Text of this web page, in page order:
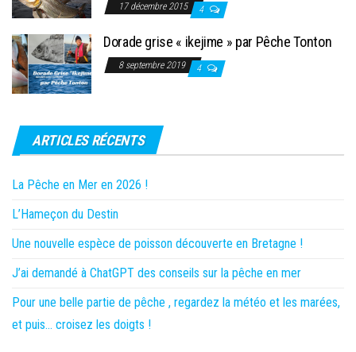
17 décembre 2015 4
Dorade grise « ikejime » par Pêche Tonton
8 septembre 2019 4
ARTICLES RÉCENTS
La Pêche en Mer en 2026 !
L’Hameçon du Destin
Une nouvelle espèce de poisson découverte en Bretagne !
J’ai demandé à ChatGPT des conseils sur la pêche en mer
Pour une belle partie de pêche , regardez la météo et les marées,
et puis… croisez les doigts !